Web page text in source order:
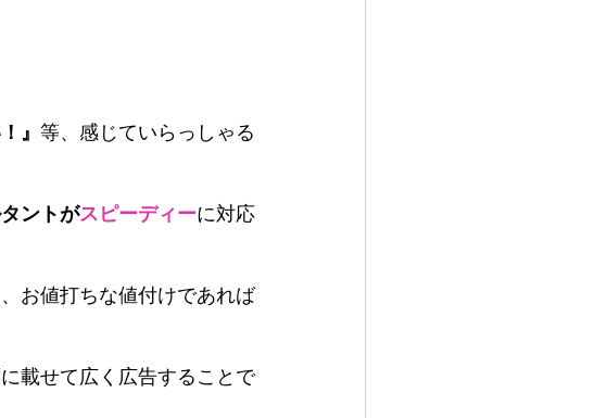
』 等、感じていらっしゃる
ントがスピーディーに対応
お値打ちな値付けであれば
載せて広く広告することで